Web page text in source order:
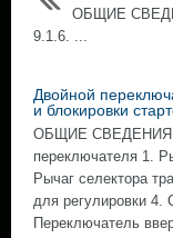
ОБЩИЕ
9.1.6. ...
Двойной
и блокировки
ОБЩИЕ СВЕДЕНИЯ
переключателя 1.
Рычаг селектора
для регулировки 4.
Переключатель